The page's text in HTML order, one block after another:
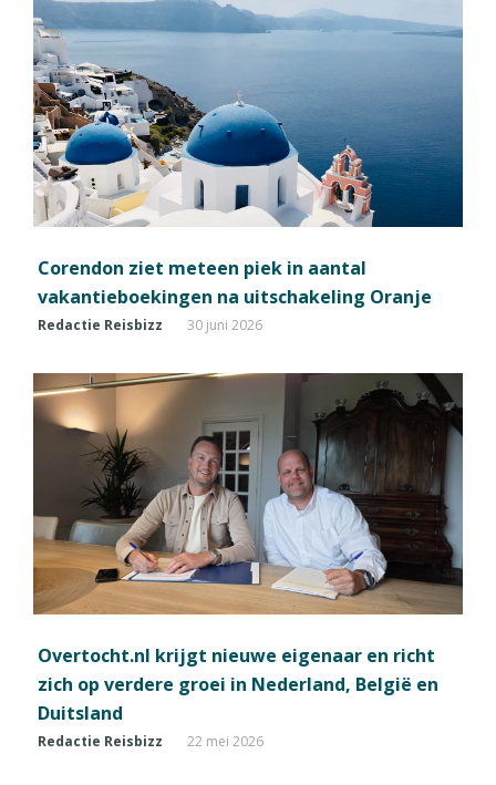
Corendon ziet meteen piek in aantal
vakantieboekingen na uitschakeling Oranje
Redactie Reisbizz 30 juni 2026
Overtocht.nl krijgt nieuwe eigenaar en richt
zich op verdere groei in Nederland, België en
Duitsland
Redactie Reisbizz 22 mei 2026